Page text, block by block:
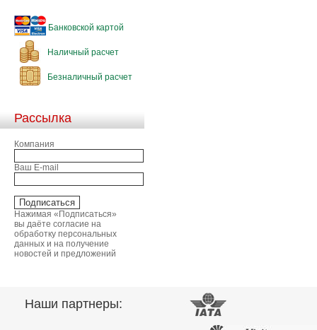
Банковской картой
Наличный расчет
Безналичный расчет
Рассылка
Компания
Ваш E-mail
Нажимая «Подписаться»
вы даёте согласие на
обработку персональных
данных и на получение
новостей и предложений
Наши партнеры: